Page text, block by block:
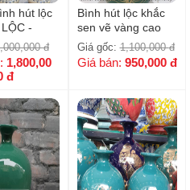
hút lộc
-
rạn vàng
sứ đồng
đ
1,800,00
đ
Bình hút lộc khắc
sen vẽ vàng cao
cấp H22cm
Giá gốc:1,100,000 đ
Giá bán: 950,000 đ